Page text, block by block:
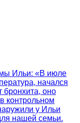
Ильи: «В июле
начался
бронхита, оно
контрольном
у Ильи
нашей семьи.